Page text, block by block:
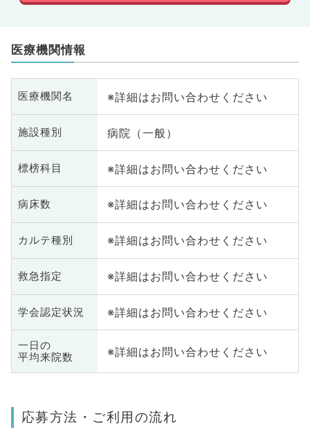
医療機関情報
医療機関名 ※詳細はお問い合わせください
施設種別 病院（一般）
標榜科目 ※詳細はお問い合わせください
病床数 ※詳細はお問い合わせください
カルテ種別 ※詳細はお問い合わせください
救急指定 ※詳細はお問い合わせください
学会認定状況 ※詳細はお問い合わせください
一日の
平均来院数
※詳細はお問い合わせください
応募方法・ご利用の流れ